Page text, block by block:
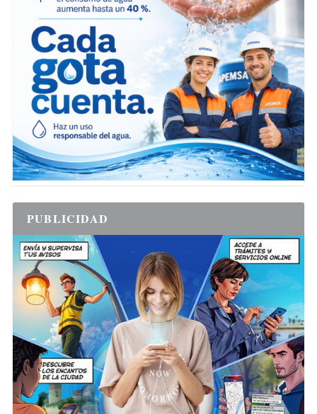
PUBLICIDAD